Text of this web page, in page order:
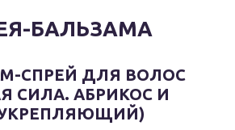
БАЛЬЗАМА
СПРЕЙ ДЛЯ ВОЛОС
СИЛА. АБРИКОС И